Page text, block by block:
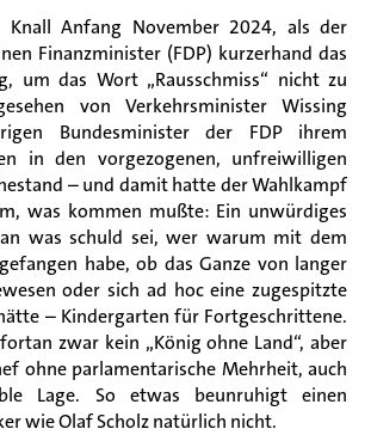
Anfang November 2024, als der
Finanzminister (FDP) kurzerhand das
um das Wort „Rausschmiss“ nicht zu
von Verkehrsminister Wissing
Bundesminister der FDP ihrem
in den vorgezogenen, unfreiwilligen
–und damit hatte der Wahlkampf
was kommen mußte: Ein unwürdiges
was schuld sei, wer warum mit dem
habe, ob das Ganze von langer
oder sich ad hoc eine zugespitzte
–Kindergarten für Fortgeschrittene.
zwar kein „König ohne Land“, aber
ohne parlamentarische Mehrheit, auch
Lage. So etwas beunruhigt einen
wie Olaf Scholz natürlich nicht.